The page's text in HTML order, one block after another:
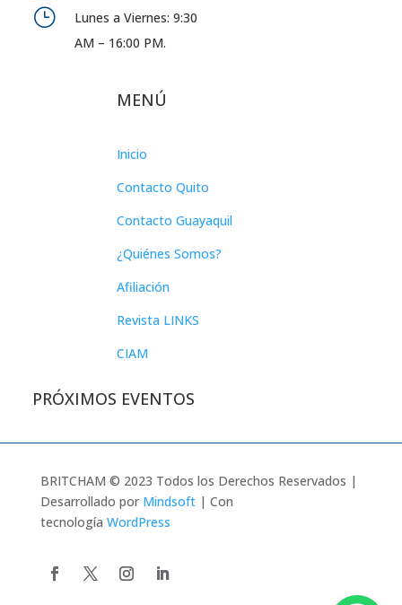
}
Lunes a Viernes: 9:30
AM – 16:00 PM.
MENÚ
Inicio
Contacto Quito
Contacto Guayaquil
¿Quiénes Somos?
Afiliación
Revista LINKS
CIAM
PRÓXIMOS EVENTOS
BRITCHAM © 2023 Todos los Derechos Reservados |
Desarrollado por Mindsoft| Con
tecnología WordPress